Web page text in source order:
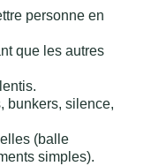
personne en
que les autres
bunkers, silence,
(balle
simples).